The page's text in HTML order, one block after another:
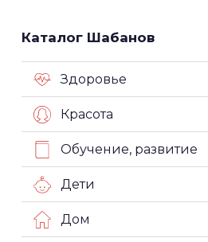
Каталог Шабанов
Здоровье
Красота
Обучение, развитие
Дети
Дом